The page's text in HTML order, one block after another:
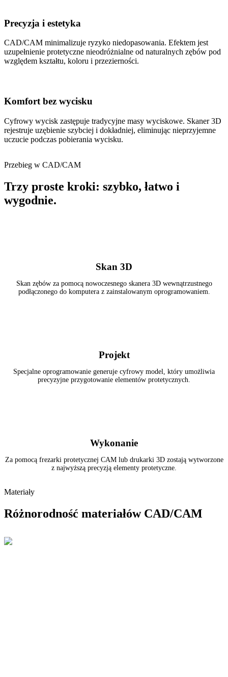
Precyzja i estetyka
CAD/CAM minimalizuje ryzyko niedopasowania. Efektem jest
uzupełnienie protetyczne nieodróżnialne od naturalnych zębów pod
względem kształtu, koloru i przezierności.
Komfort bez wycisku
Cyfrowy wycisk zastępuje tradycyjne masy wyciskowe. Skaner 3D
rejestruje uzębienie szybciej i dokładniej, eliminując nieprzyjemne
uczucie podczas pobierania wycisku.
Przebieg w CAD/CAM
Trzy proste kroki: szybko, łatwo i
wygodnie.
Skan 3D
Skan zębów za pomocą nowoczesnego skanera 3D wewnątrzustnego
podłączonego do komputera z zainstalowanym oprogramowaniem.
Projekt
Specjalne oprogramowanie generuje cyfrowy model, który umożliwia
precyzyjne przygotowanie elementów protetycznych.
Wykonanie
Za pomocą frezarki protetycznej CAM lub drukarki 3D zostają wytworzone
z najwyższą precyzją elementy protetyczne.
Materiały
Różnorodność materiałów CAD/CAM